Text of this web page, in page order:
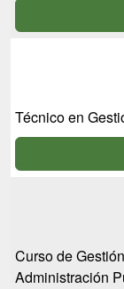
Técnico en
Curso de
Administración